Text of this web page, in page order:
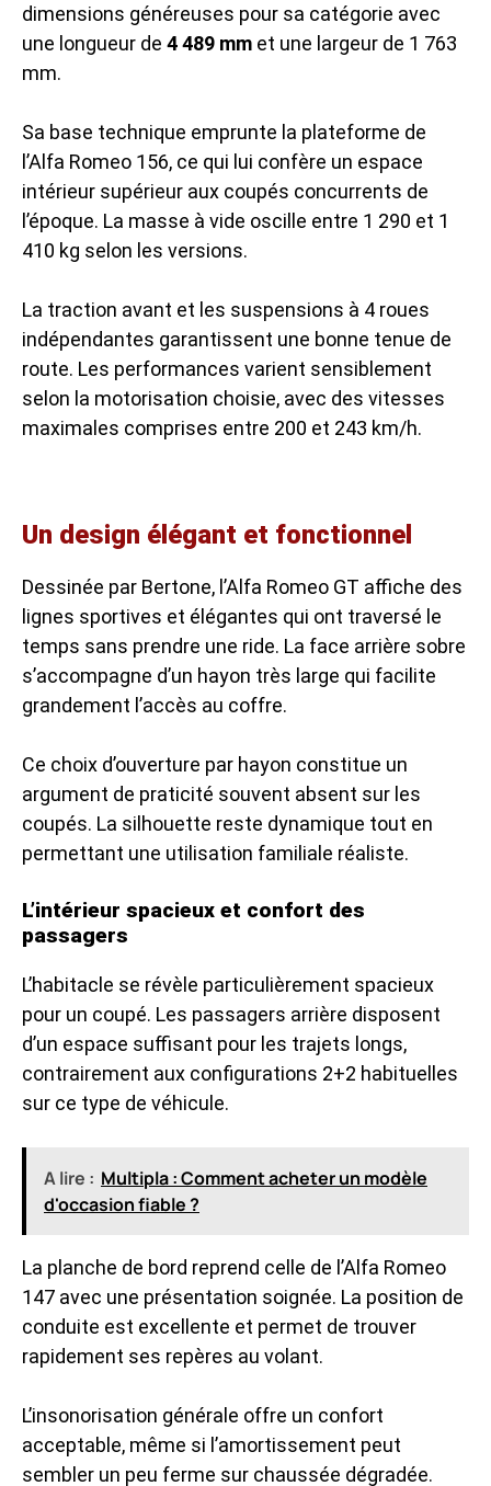
dimensions généreuses pour sa catégorie avec
une longueur de 4 489 mm et une largeur de 1 763
mm.
Sa base technique emprunte la plateforme de
l’Alfa Romeo 156, ce qui lui confère un espace
intérieur supérieur aux coupés concurrents de
l’époque. La masse à vide oscille entre 1 290 et 1
410 kg selon les versions.
La traction avant et les suspensions à 4 roues
indépendantes garantissent une bonne tenue de
route. Les performances varient sensiblement
selon la motorisation choisie, avec des vitesses
maximales comprises entre 200 et 243 km/h.
Un design élégant et fonctionnel
Dessinée par Bertone, l’Alfa Romeo GT affiche des
lignes sportives et élégantes qui ont traversé le
temps sans prendre une ride. La face arrière sobre
s’accompagne d’un hayon très large qui facilite
grandement l’accès au coffre.
Ce choix d’ouverture par hayon constitue un
argument de praticité souvent absent sur les
coupés. La silhouette reste dynamique tout en
permettant une utilisation familiale réaliste.
L’intérieur spacieux et confort des
passagers
L’habitacle se révèle particulièrement spacieux
pour un coupé. Les passagers arrière disposent
d’un espace suffisant pour les trajets longs,
contrairement aux configurations 2+2 habituelles
sur ce type de véhicule.
A lire : Multipla : Comment acheter un modèle
d'occasion fiable ?
La planche de bord reprend celle de l’Alfa Romeo
147 avec une présentation soignée. La position de
conduite est excellente et permet de trouver
rapidement ses repères au volant.
L’insonorisation générale offre un confort
acceptable, même si l’amortissement peut
sembler un peu ferme sur chaussée dégradée.